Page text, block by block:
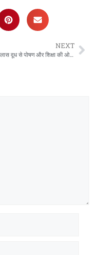
NEXT
“एक गिलास दूध से पोषण और शिक्षा की ओर एक नई शुरुआत!”